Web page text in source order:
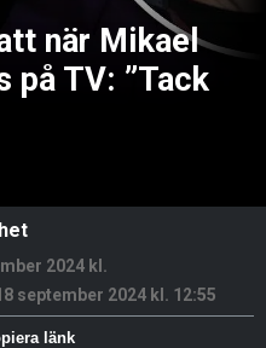
när Mikael
på TV: ”Tack
2024 kl.
september 2024 kl. 12:55
länk